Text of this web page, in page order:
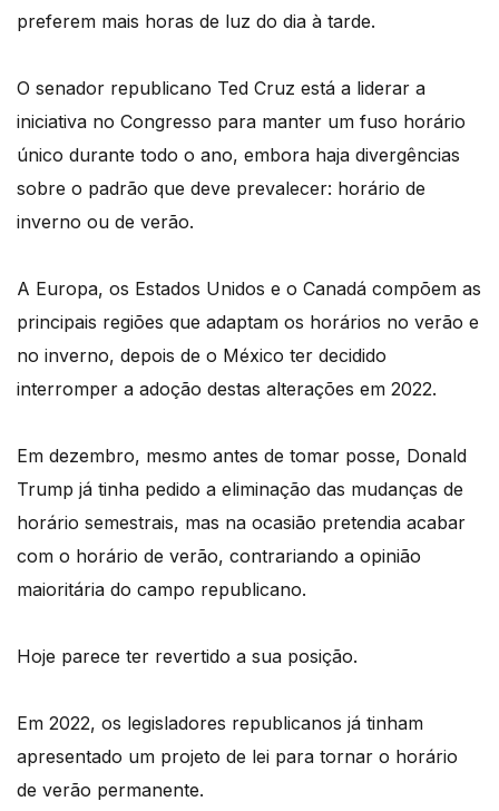
preferem mais horas de luz do dia à tarde.
O senador republicano Ted Cruz está a liderar a
iniciativa no Congresso para manter um fuso horário
único durante todo o ano, embora haja divergências
sobre o padrão que deve prevalecer: horário de
inverno ou de verão.
A Europa, os Estados Unidos e o Canadá compõem as
principais regiões que adaptam os horários no verão e
no inverno, depois de o México ter decidido
interromper a adoção destas alterações em 2022.
Em dezembro, mesmo antes de tomar posse, Donald
Trump já tinha pedido a eliminação das mudanças de
horário semestrais, mas na ocasião pretendia acabar
com o horário de verão, contrariando a opinião
maioritária do campo republicano.
Hoje parece ter revertido a sua posição.
Em 2022, os legisladores republicanos já tinham
apresentado um projeto de lei para tornar o horário
de verão permanente.